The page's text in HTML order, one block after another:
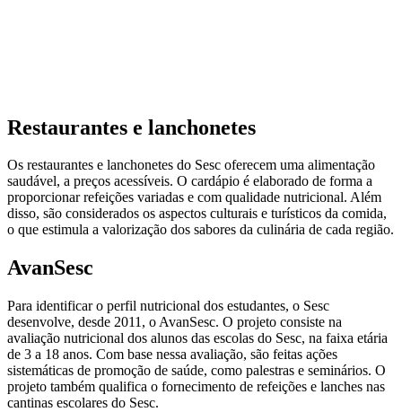
Restaurantes e lanchonetes
Os restaurantes e lanchonetes do Sesc oferecem uma alimentação
saudável, a preços acessíveis. O cardápio é elaborado de forma a
proporcionar refeições variadas e com qualidade nutricional. Além
disso, são considerados os aspectos culturais e turísticos da comida,
o que estimula a valorização dos sabores da culinária de cada região.
AvanSesc
Para identificar o perfil nutricional dos estudantes, o Sesc
desenvolve, desde 2011, o AvanSesc. O projeto consiste na
avaliação nutricional dos alunos das escolas do Sesc, na faixa etária
de 3 a 18 anos. Com base nessa avaliação, são feitas ações
sistemáticas de promoção de saúde, como palestras e seminários. O
projeto também qualifica o fornecimento de refeições e lanches nas
cantinas escolares do Sesc.